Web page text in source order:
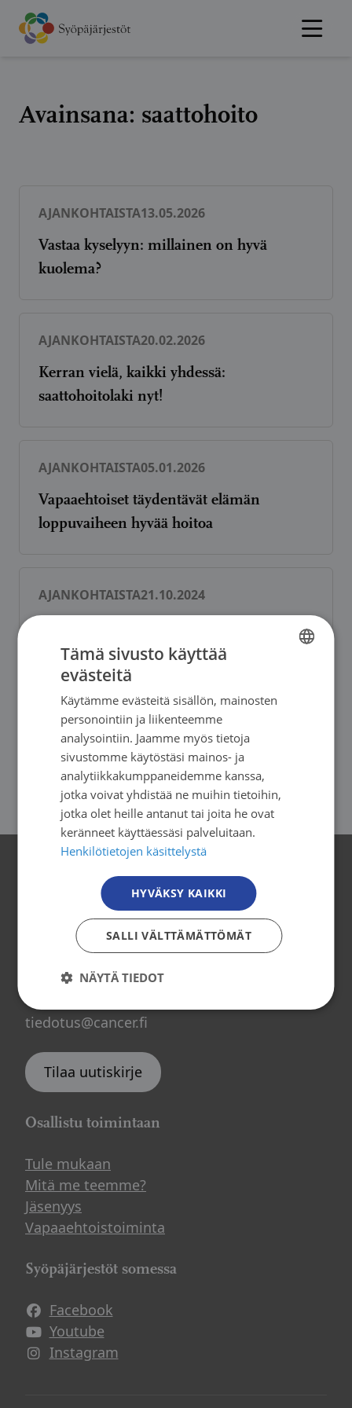
Hyppää
sisältöön
Avainsana: saattohoito
AJANKOHTAISTA13.05.2026
Vastaa kyselyyn: millainen on hyvä
kuolema?
AJANKOHTAISTA20.02.2026
Kerran vielä, kaikki yhdessä:
saattohoitolaki nyt!
AJANKOHTAISTA05.01.2026
Vapaaehtoiset täydentävät elämän
loppuvaiheen hyvää hoitoa
AJANKOHTAISTA21.10.2024
loppuvaiheeseen
AJANKOHTAISTA08.10.2024
Yhdenvertainen palliatiivinen hoito on
turvattava lainsäädännöllä
Yhteystiedot
Syöpäjärjestöt
Mäkelänkatu 2, 4. kerros
puh. 09 135 331
tiedotus@cancer.fi
Tilaa uutiskirje
Osallistu toimintaan
Tule mukaan
Mitä me teemme?
Jäsenyys
Vapaaehtoistoiminta
Syöpäjärjestöt somessa
Facebook
Avautuu uuteen ikkunaan
Youtube
Avautuu uuteen ikkunaan
Instagram
Avautuu uuteen ikkunaan
FINNISH
Tämä sivusto käyttää
evästeitä
Käytämme evästeitä sisällön, mainosten
personointiin ja liikenteemme
analysointiin. Jaamme myös tietoja
sivustomme käytöstäsi mainos- ja
analytiikkakumppaneidemme kanssa,
jotka voivat yhdistää ne muihin tietoihin,
jotka olet heille antanut tai joita he ovat
keränneet käyttäessäsi palveluitaan.
Henkilötietojen käsittelystä
HYVÄKSY KAIKKI
SALLI VÄLTTÄMÄTTÖMÄT
NÄYTÄ TIEDOT